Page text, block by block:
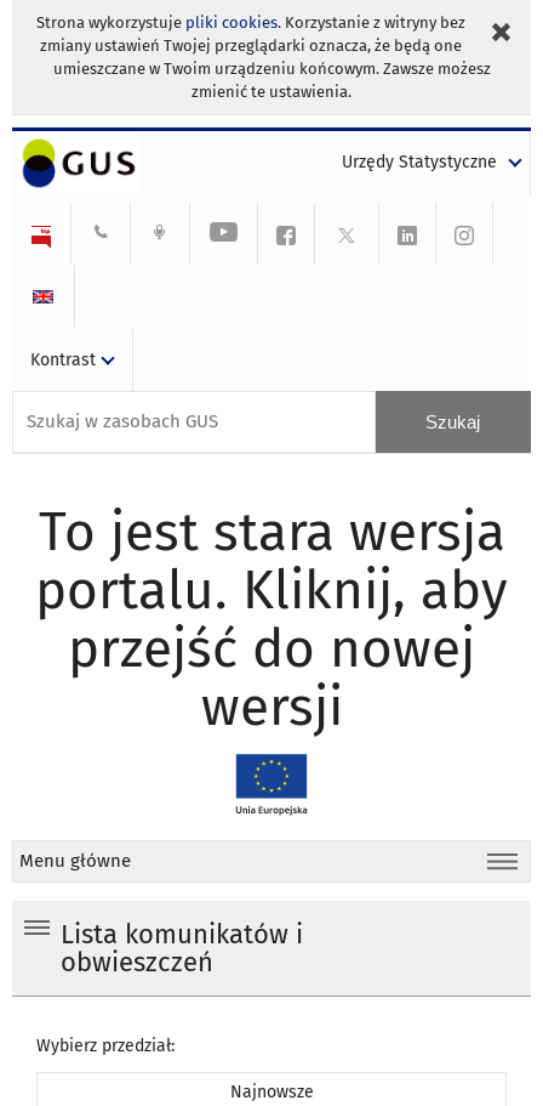
Strona wykorzystuje pliki cookies. Korzystanie z witryny bez
zmiany ustawień Twojej przeglądarki oznacza, że będą one
umieszczane w Twoim urządzeniu końcowym. Zawsze możesz
zmienić te ustawienia.
Urzędy Statystyczne
Kontrast
To jest stara wersja
portalu. Kliknij, aby
przejść do nowej
wersji
Menu główne
Lista komunikatów i
obwieszczeń
Wybierz przedział:
Najnowsze